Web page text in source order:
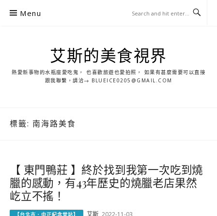
Menu
艾斯的美食視界
熱愛新事物的水瓶座愛吃鬼， 也喜歡旅遊也愛拍照， 如果有甚麼需要可以直接
跟我聯繫，請洽→ BLUEICE0205@GMAIL.COM
標籤: 南海路美食
【 東門鴨莊 】終於找到我第一次吃到燒
臘的感動，有43年歷史的燒臘老店果然
屹立不搖！
【台北市．中正紀念堂站】 艾斯 2022-11-03